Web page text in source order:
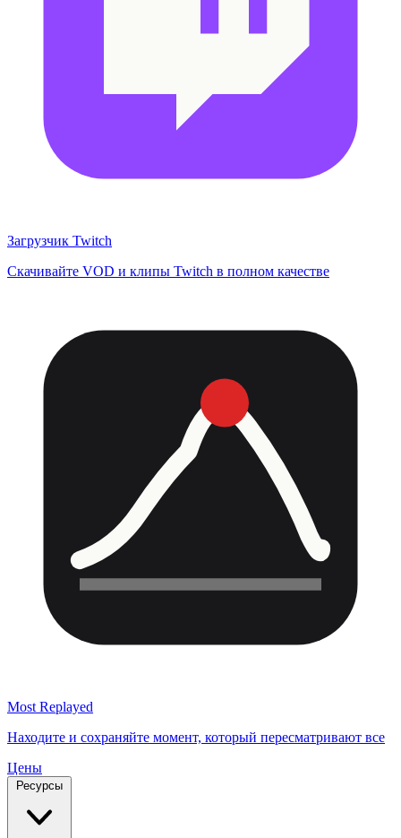
Загрузчик Twitch
Скачивайте VOD и клипы Twitch в полном качестве
Most Replayed
Находите и сохраняйте момент, который пересматривают все
Цены
Ресурсы